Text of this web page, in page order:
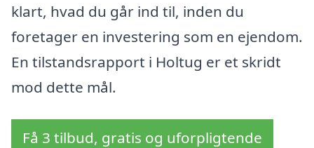
klart, hvad du går ind til, inden du
foretager en investering som en ejendom.
En tilstandsrapport i Holtug er et skridt
mod dette mål.
Få 3 tilbud, gratis og uforpligtende